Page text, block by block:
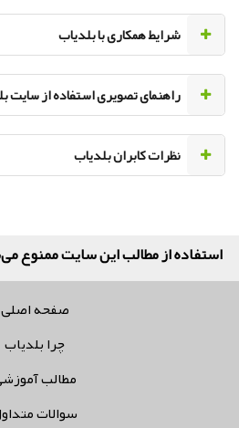
‌شرایط همکاری با بلدیاب
راهنمای تصویری استفاده از سایت
نظرات کابران بلدیاب
استفاده از مطالب این سایت ممنوع
صفحه اصلی
چرا بلدیاب
مطالب
سوالات